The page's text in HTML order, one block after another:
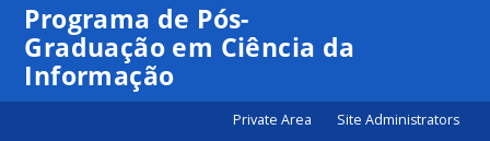
Programa de Pós-
Graduação em Ciência da
Informação
Private Area Site Administrators